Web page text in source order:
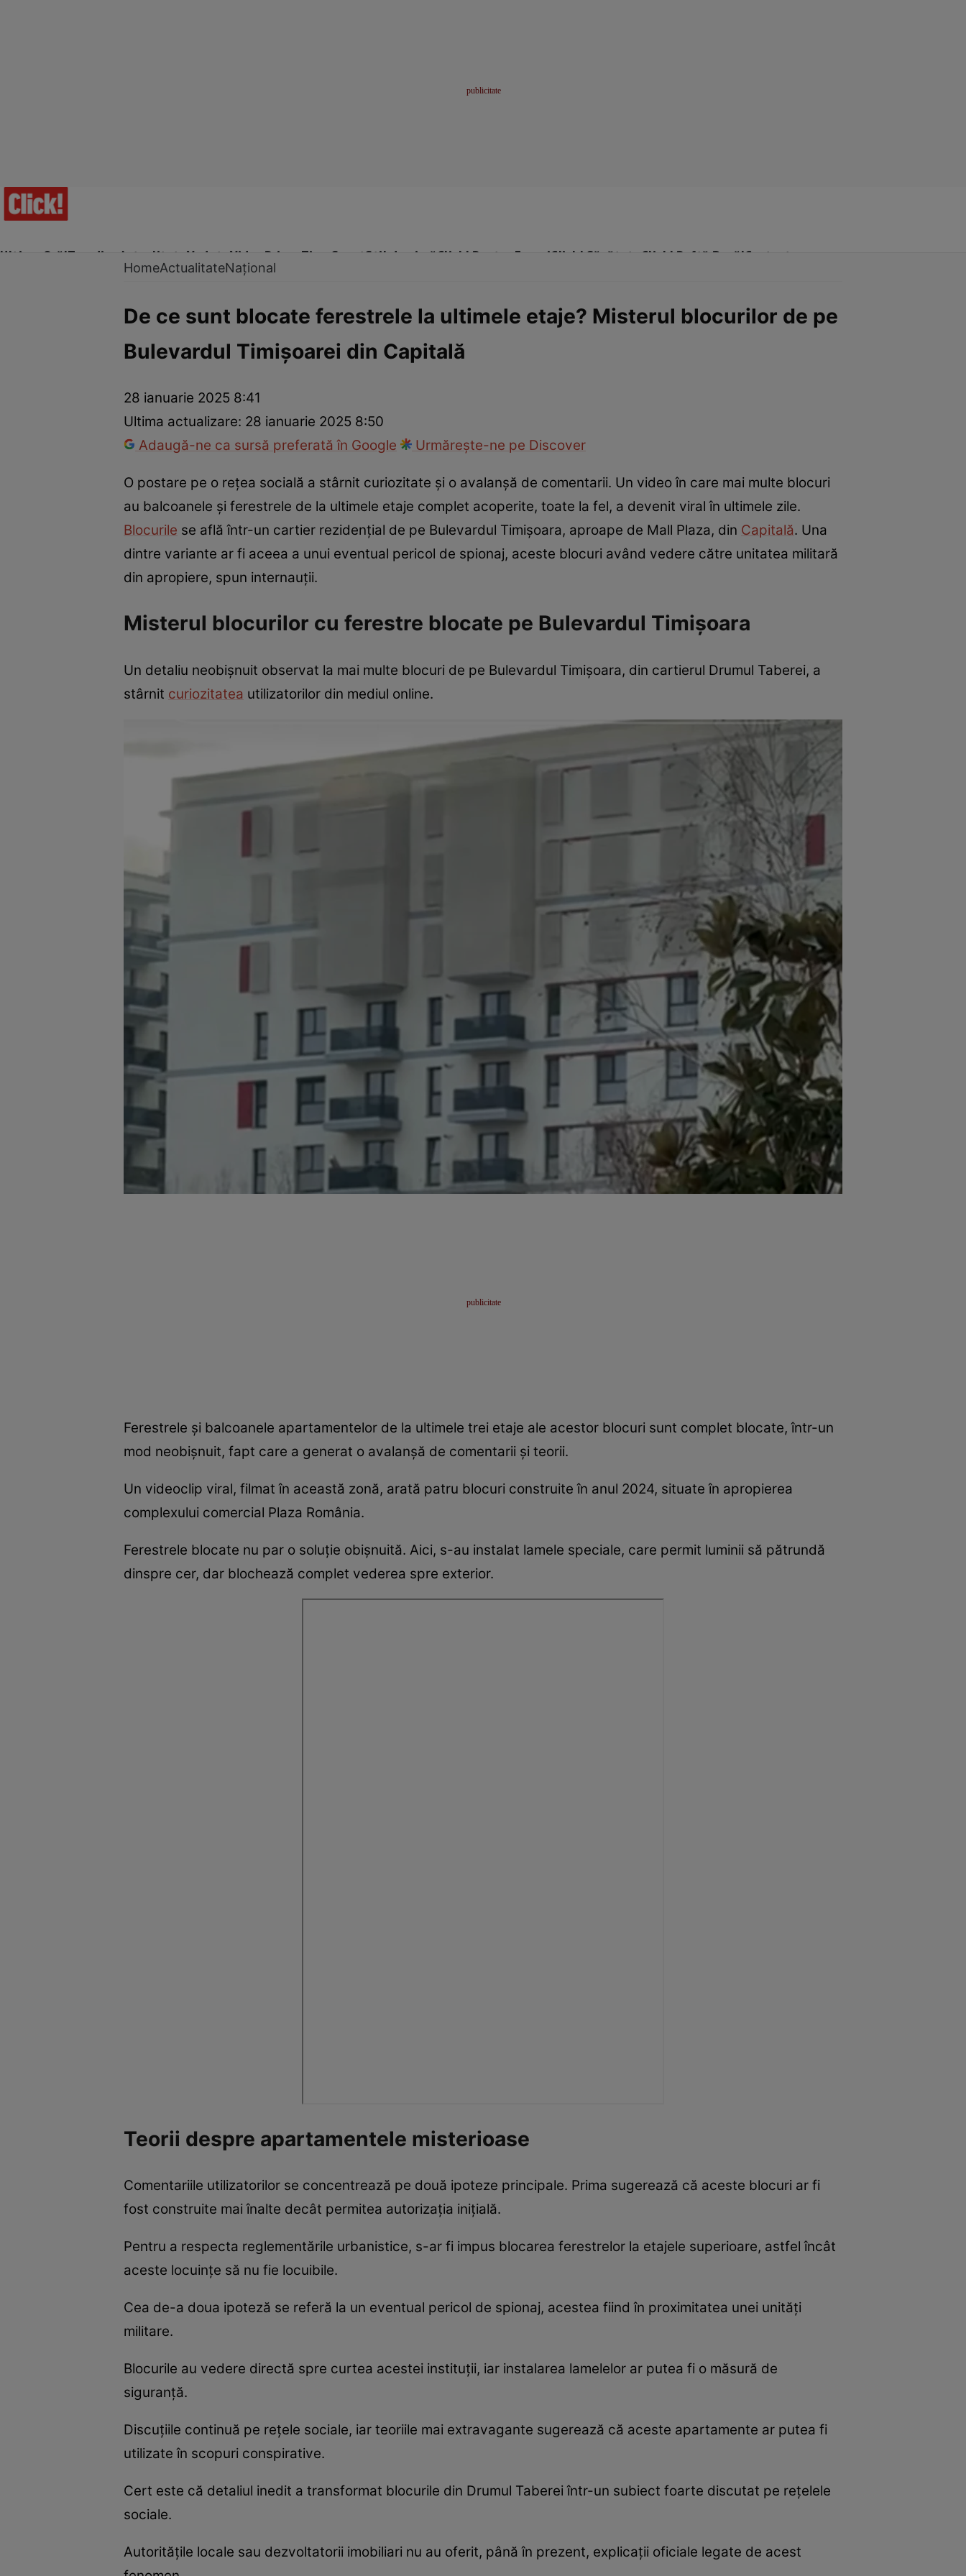
Ultima Oră!Trending Actualitate Vedete Video Prime Time SportStil de viațăClick! Pentru FemeiClick! Sănătate Click! Poftă Bună!Contact
Internațional Fapt diversTehnologieNațional Sport
HomeActualitateNațional
De ce sunt blocate ferestrele la ultimele etaje? Misterul blocurilor de pe
Bulevardul Timișoarei din Capitală
28 ianuarie 2025 8:41
Ultima actualizare: 28 ianuarie 2025 8:50
Adaugă-ne ca sursă preferată în Google
Urmărește-ne pe Discover
O postare pe o rețea socială a stârnit curiozitate și o avalanșă de comentarii. Un video în care mai multe blocuri
au balcoanele și ferestrele de la ultimele etaje complet acoperite, toate la fel, a devenit viral în ultimele zile.
Blocurile se află într-un cartier rezidențial de pe Bulevardul Timișoara, aproape de Mall Plaza, din Capitală. Una
dintre variante ar fi aceea a unui eventual pericol de spionaj, aceste blocuri având vedere către unitatea militară
din apropiere, spun internauții.
Misterul blocurilor cu ferestre blocate pe Bulevardul Timișoara
Un detaliu neobișnuit observat la mai multe blocuri de pe Bulevardul Timișoara, din cartierul Drumul Taberei, a
stârnit curiozitatea utilizatorilor din mediul online.
Ferestrele și balcoanele apartamentelor de la ultimele trei etaje ale acestor blocuri sunt complet blocate, într-un
mod neobișnuit, fapt care a generat o avalanșă de comentarii și teorii.
Un videoclip viral, filmat în această zonă, arată patru blocuri construite în anul 2024, situate în apropierea
complexului comercial Plaza România.
Ferestrele blocate nu par o soluție obișnuită. Aici, s-au instalat lamele speciale, care permit luminii să pătrundă
dinspre cer, dar blochează complet vederea spre exterior.
Teorii despre apartamentele misterioase
Comentariile utilizatorilor se concentrează pe două ipoteze principale. Prima sugerează că aceste blocuri ar fi
fost construite mai înalte decât permitea autorizația inițială.
Pentru a respecta reglementările urbanistice, s-ar fi impus blocarea ferestrelor la etajele superioare, astfel încât
aceste locuințe să nu fie locuibile.
Cea de-a doua ipoteză se referă la un eventual pericol de spionaj, acestea fiind în proximitatea unei unități
militare.
Blocurile au vedere directă spre curtea acestei instituții, iar instalarea lamelelor ar putea fi o măsură de
siguranță.
Discuțiile continuă pe rețele sociale, iar teoriile mai extravagante sugerează că aceste apartamente ar putea fi
utilizate în scopuri conspirative.
Cert este că detaliul inedit a transformat blocurile din Drumul Taberei într-un subiect foarte discutat pe rețelele
sociale.
Autoritățile locale sau dezvoltatorii imobiliari nu au oferit, până în prezent, explicații oficiale legate de acest